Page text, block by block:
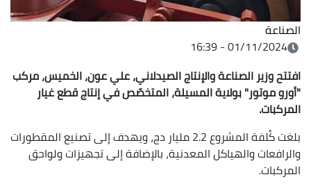
الصناعة
01/11/2024 - 16:39
افتتح وزير الصناعة والإنتاج الصيدلاني، علي عون، الخميس، مركب
"أورو موتور" بولاية المسيلة، المتخصّص في إنتاج قطع غيار
المركبات.
بلغت كُلفة المشروع 2.2 مليار دج، ويهدف إلى تصنيع المقطورات
والرافعات والهياكل المعدنية، بالإضافة إلى تجهيزات ولواحق
المركبات.